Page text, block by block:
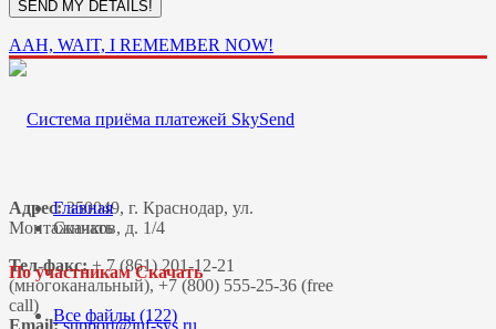
AAH, WAIT, I REMEMBER NOW!
Адрес:350049, г. Краснодар, ул.
Монтажников, д. 1/4
Тел-факс:+ 7 (861) 201-12-21
(многоканальный), +7 (800) 555-25-36 (free
call)
Главная
Скачать
По участникам Скачать
Все файлы (122)